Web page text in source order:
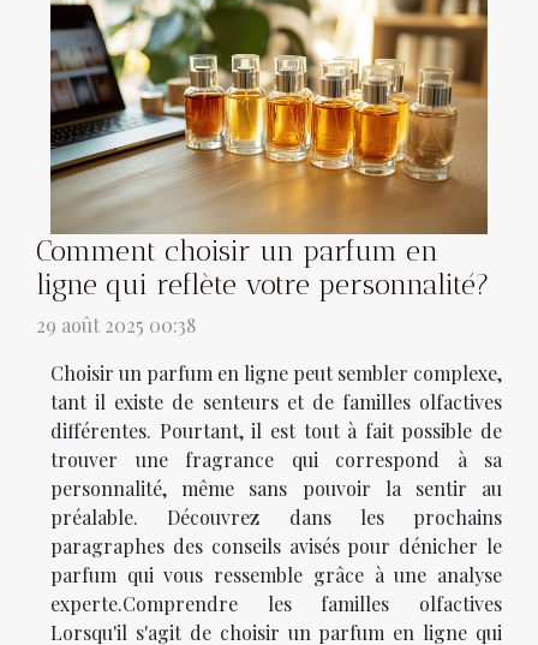
Comment choisir un parfum en
ligne qui reflète votre personnalité?
29 août 2025 00:38
Choisir un parfum en ligne peut sembler complexe,
tant il existe de senteurs et de familles olfactives
différentes. Pourtant, il est tout à fait possible de
trouver une fragrance qui correspond à sa
personnalité, même sans pouvoir la sentir au
préalable. Découvrez dans les prochains
paragraphes des conseils avisés pour dénicher le
parfum qui vous ressemble grâce à une analyse
experte.Comprendre les familles olfactives
Lorsqu'il s'agit de choisir un parfum en ligne qui